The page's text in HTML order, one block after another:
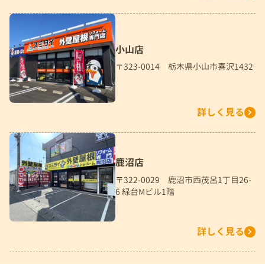
小山店
〒323-0014 栃木県小山市喜沢1432
詳しく見る
鹿沼店
〒322-0029 鹿沼市西茂呂1丁目26-
6 緑台Mビル1階
詳しく見る